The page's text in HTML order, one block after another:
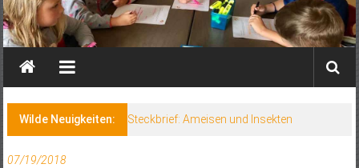
Wilde Neuigkeiten: Steckbrief: Ameisen und Insekten
07/19/2018